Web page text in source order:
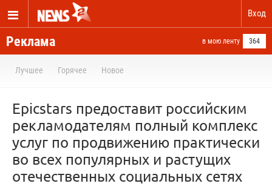
Вход
Реклама в мою ленту 364
Лучшее Горячее Новое
Epicstars предоставит российским
рекламодателям полный комплекс
услуг по продвижению практически
во всех популярных и растущих
отечественных социальных сетях